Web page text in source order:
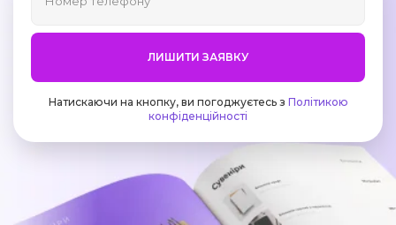
ЛИШИТИ ЗАЯВКУ
Натискаючи на кнопку, ви погоджуєтесь з Політикою
конфіденційності